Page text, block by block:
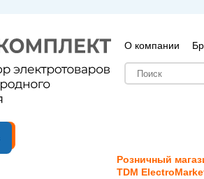
О компании
Розничный
TDM